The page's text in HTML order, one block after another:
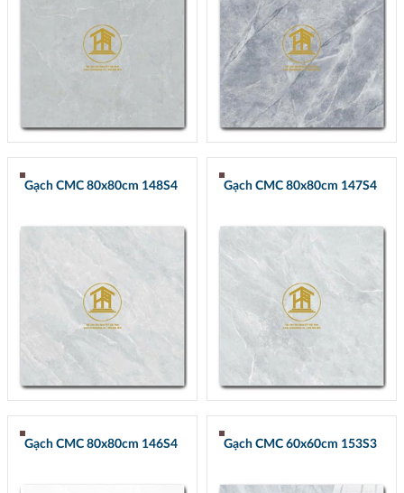
Gạch CMC 80x80cm 148S4 Gạch CMC 80x80cm 147S4
Gạch CMC 80x80cm 146S4 Gạch CMC 60x60cm 153S3